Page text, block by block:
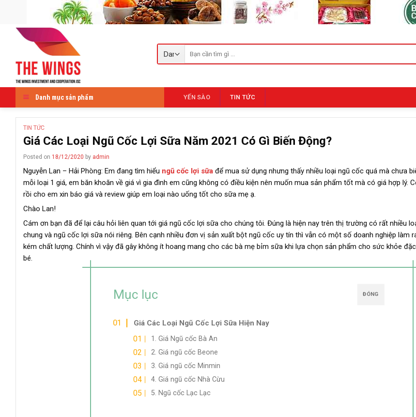
content
Tìm
kiếm:
Danh mục sản phẩm YẾN SÀO TIN TỨC
TIN TỨC
Giá Các Loại Ngũ Cốc Lợi Sữa Năm 2021 Có Gì Biến Động?
Posted on 18/12/2020 by admin
Nguyễn Lan – Hải Phòng: Em đang tìm hiểu ngũ cốc lợi sữa để mua sử dụng nhưng thấy nhiều loại ngũ cốc quá mà chưa
mỗi loại 1 giá, em băn khoăn về giá vì gia đình em cũng không có điều kiện nên muốn mua sản phẩm tốt mà có giá hợp lý.
rồi cho em xin báo giá và review giúp em loại nào uống tốt cho sữa mẹ ạ.
Chào Lan!
Cám ơn bạn đã để lại câu hỏi liên quan tới giá ngũ cốc lợi sữa cho chúng tôi. Đúng là hiện nay trên thị trường có rất nhiều
chung và ngũ cốc lợi sữa nói riêng. Bên cạnh nhiều đơn vị sản xuất bột ngũ cốc uy tín thì vẫn có một số doanh nghiệp làm
kém chất lượng. Chính vì vậy đã gây không ít hoang mang cho các bà mẹ bỉm sữa khi lựa chọn sản phẩm cho sức khỏe
bé.
ĐÓNG
Mục lục
Giá Các Loại Ngũ Cốc Lợi Sữa Hiện Nay
1. Giá Ngũ cốc Bà An
2. Giá ngũ cốc Beone
3. Giá ngũ cốc Minmin
4. Giá ngũ cốc Nhà Cừu
5. Ngũ cốc Lạc Lạc